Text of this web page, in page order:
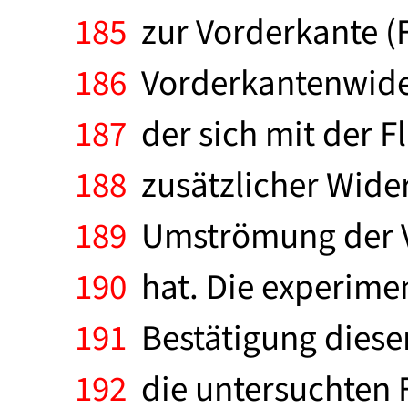
185 zur Vorderkante
186
187 der sich mit der
188 zusätzlicher
189 Umströmung der
190 hat. Die
191 Bestätigung
192 die untersuchten